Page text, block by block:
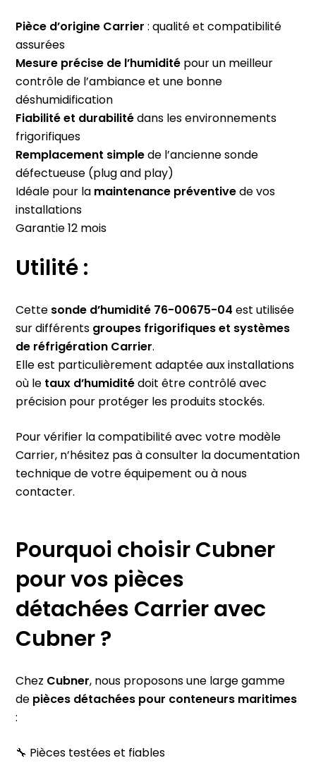
Pièce d’origine Carrier: qualité et compatibilité
assurées
Mesure précise de l’humiditépour un meilleur
contrôle de l’ambiance et une bonne
déshumidification
Fiabilité et durabilitédans les environnements
frigorifiques
Remplacement simplede l’ancienne sonde
défectueuse (plug and play)
Idéale pour lamaintenance préventivede vos
installations
Garantie 12 mois
Utilité :
Cettesonde d’humidité 76-00675-04est utilisée
sur différentsgroupes frigorifiques et systèmes
de réfrigération Carrier.
Elle est particulièrement adaptée aux installations
où letaux d’humiditédoit être contrôlé avec
précision pour protéger les produits stockés.
Pour vérifier la compatibilité avec votre modèle
Carrier, n’hésitez pas à consulter la documentation
technique de votre équipement ou à nous
contacter.
Pourquoi choisir Cubner
pour vos pièces
détachées Carrier avec
Cubner ?
Chez Cubner, nous proposons une large gamme
depièces détachées pour conteneurs maritimes
:
🔧 Pièces testées et fiables